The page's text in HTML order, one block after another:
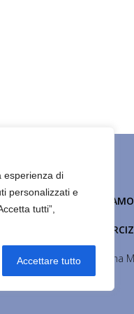
esperienza di
personalizzati e
tutti”,
Accettare tutto
CHI SIAMO
ULTIMO
© 2026 Maisha